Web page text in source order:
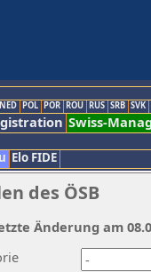
NED POL POR ROU RUS SRB SVK
Swiss-
Elo FIDE
des ÖSB
Änderung am